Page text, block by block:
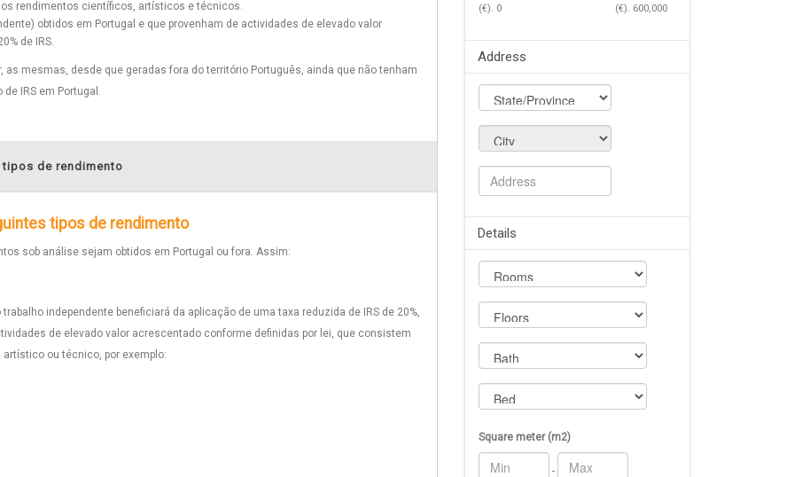
rendimentos científicos, artísticos e técnicos.
obtidos em Portugal e que provenham de actividades de elevado valor
de IRS.
mesmas, desde que geradas fora do território Português, ainda que não tenham
IRS em Portugal.
de rendimento
tipos de rendimento
sob análise sejam obtidos em Portugal ou fora. Assim:
independente beneficiará da aplicação de uma taxa reduzida de IRS de 20%,
de elevado valor acrescentado conforme definidas por lei, que consistem
ou técnico, por exemplo:
(€). 0 (€). 600,000
Address
Details
Square meter (m2)
-